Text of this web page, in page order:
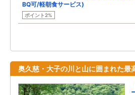
BQ可/軽朝食サービス)
ポイント2%
奥久慈・大子の川と山に囲まれた最